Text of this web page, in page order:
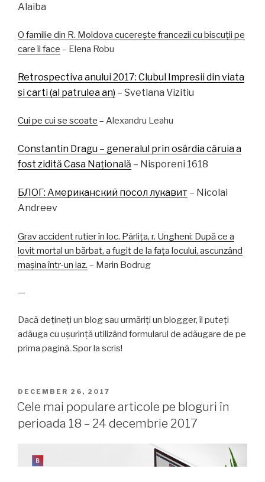
Alaiba
O familie din R. Moldova cucerește francezii cu biscuții pe
care îi face – Elena Robu
Retrospectiva anului 2017: Clubul Impresii din viata
si carti (al patrulea an) – Svetlana Vizitiu
Cui pe cui se scoate – Alexandru Leahu
Constantin Dragu – generalul prin osârdia căruia a
fost zidită Casa Națională – Nisporeni 1618
БЛОГ: Американский посол лукавит – Nicolai
Andreev
Grav accident rutier în loc. Pârlița, r. Ungheni: După ce a
lovit mortal un bărbat, a fugit de la fața locului, ascunzând
mașina într-un iaz. – Marin Bodrug
—
Dacă dețineți un blog sau urmăriți un blogger, îl puteți
adăuga cu ușurință utilizând formularul de adăugare de pe
prima pagină. Spor la scris!
POSTED
ON
DECEMBER 26, 2017
Cele mai populare articole pe bloguri în
perioada 18 – 24 decembrie 2017